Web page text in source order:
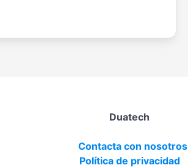
Duatech
Contacta con nosotros
Política de privacidad